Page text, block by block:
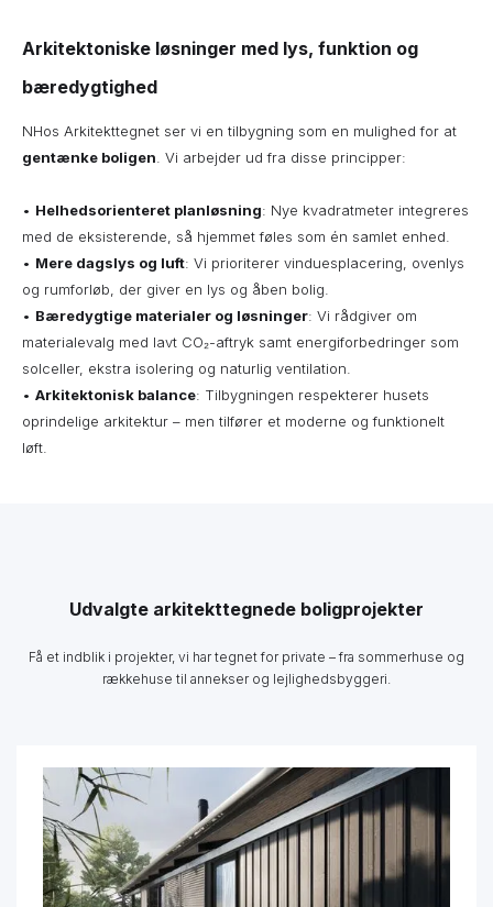
Arkitektoniske løsninger med lys, funktion og
bæredygtighed
NHos Arkitekttegnet ser vi en tilbygning som en mulighed for at
gentænke boligen . Vi arbejder ud fra disse principper:
• Helhedsorienteret planløsning: Nye kvadratmeter integreres
med de eksisterende, så hjemmet føles som én samlet enhed.
• Mere dagslys og luft: Vi prioriterer vinduesplacering, ovenlys
og rumforløb, der giver en lys og åben bolig.
• Bæredygtige materialer og løsninger: Vi rådgiver om
materialevalg med lavt CO₂-aftryk samt energiforbedringer som
solceller, ekstra isolering og naturlig ventilation.
• Arkitektonisk balance: Tilbygningen respekterer husets
oprindelige arkitektur – men tilfører et moderne og funktionelt
løft.
Udvalgte arkitekttegnede boligprojekter
Få et indblik i projekter, vi har tegnet for private – fra sommerhuse og
rækkehuse til annekser og lejlighedsbyggeri.